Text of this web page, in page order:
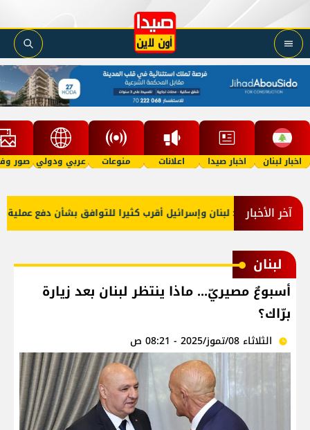
اخبار لبنان اخبار صيدا اعلانات منوعات عربي ودولي صور
آخر الأخبار
خارجية أميركا: لبنان وإسرائيل أقرب كثيرا للتوافق بشأن دفع عملية
لبنان
أسبوعٌ مصيريّ... ماذا ينتظر لبنان بعد زيارة
برّاك؟
الثلاثاء 08/تموز/2025 - 08:21 ص